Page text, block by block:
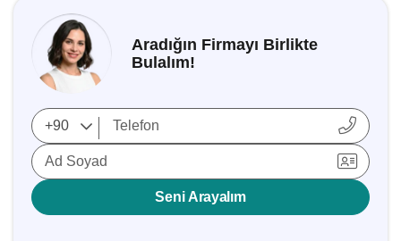
Aradığın Firmayı Birlikte
Bulalım!
Ad Soyad
Seni Arayalım